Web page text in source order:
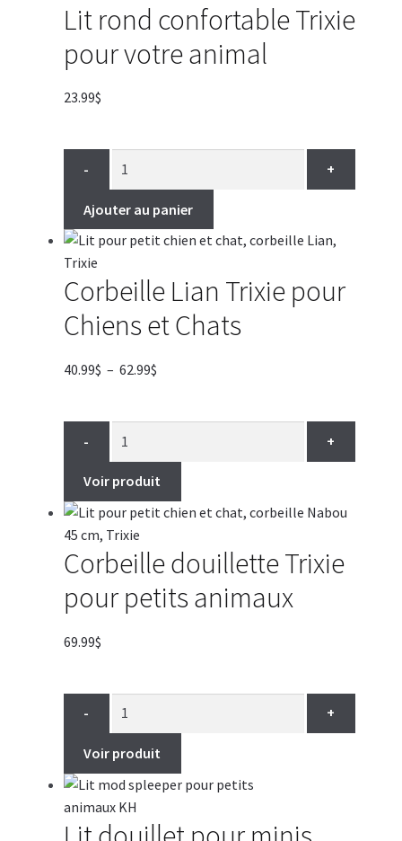
Lit rond confortable Trixie
pour votre animal
23.99$
- +
Ajouter au panier
Corbeille Lian Trixie pour
Chiens et Chats
40.99$ – 62.99$Plage
à
62.99$
- +
Voir produit
Corbeille douillette Trixie
pour petits animaux
69.99$
- +
Voir produit